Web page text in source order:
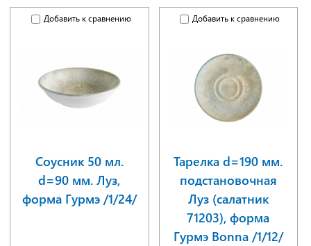
Добавить к сравнению
Соусник 50 мл.
d=90 мм. Луз,
форма Гурмэ /1/24/
Добавить к сравнению
Тарелка d=190 мм.
подстановочная
Луз (салатник
71203), форма
Гурмэ Bonna /1/12/